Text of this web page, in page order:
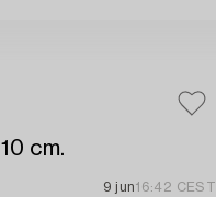
cm.
9 jun16:42 CEST